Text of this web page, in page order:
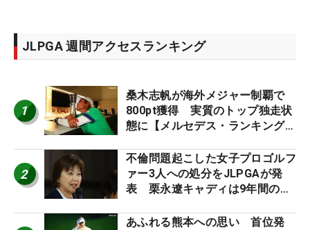
JLPGA 週間アクセスランキング
1
桑木志帆が海外メジャー制覇で
800pt獲得 実質のトップ独走状
態に【メルセデス・ランキング番
2
不倫問題起こした女子プロゴルフ
ァー3人への処分をJLPGAが発
表 栗永遼キャディは9年間の立
あふれる熊本への思い 首位発